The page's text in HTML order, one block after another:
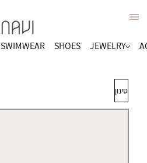
SWIMWEAR SHOES JEWELRY
סינון